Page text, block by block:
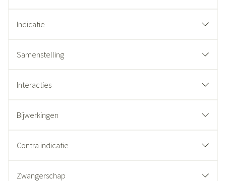
Indicatie
Samenstelling
Interacties
Bijwerkingen
Contra indicatie
Zwangerschap